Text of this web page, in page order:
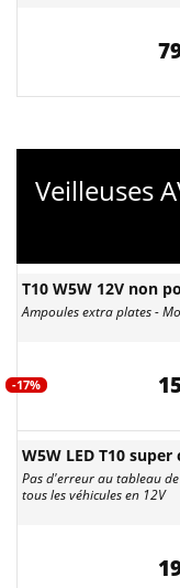
Veilleuses
T10 W5W 12V non
Ampoules extra plates -
-17%
W5W LED T10
Pas d'erreur au tableau
tous les véhicules en 12V